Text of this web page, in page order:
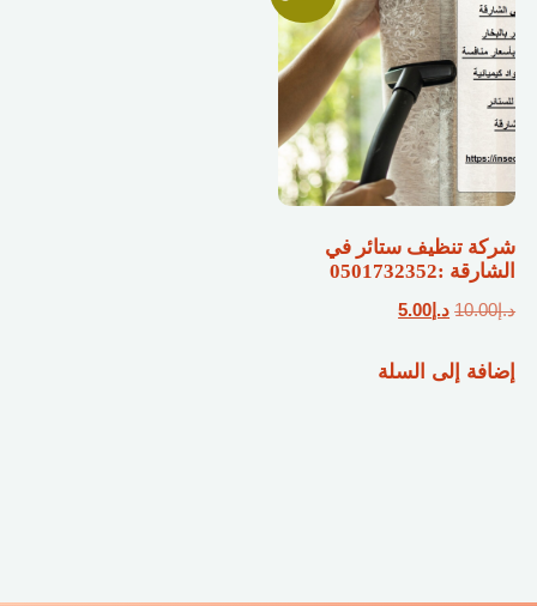
شركة تنظيف ستائر في
الشارقة :0501732352
د.إ10.00 السعر
هو:
د.إ 5.00السعر
هو:
إضافة إلى السلة